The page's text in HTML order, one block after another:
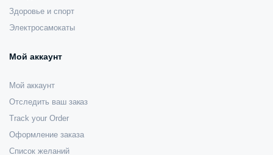
Здоровье и спорт
Электросамокаты
Мой аккаунт
Мой аккаунт
Отследить ваш заказ
Track your Order
Оформление заказа
Список желаний